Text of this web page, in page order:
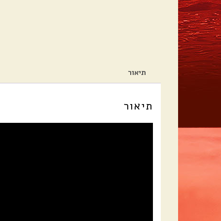
תיאור
תיאור